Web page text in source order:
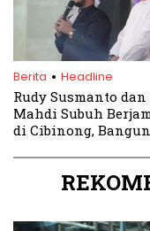
Berita . Headline
Rudy Susmanto dan
Mahdi Subuh
di Cibinong, Bangun